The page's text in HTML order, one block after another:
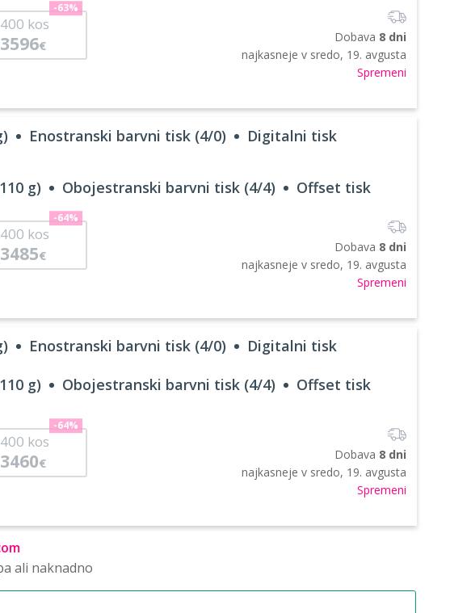
400 kos
3596€
-63%
Dobava 8 dni
najkasneje v sredo, 19. avgusta
Spremeni
Enostranski barvni tisk (4/0) Digitalni tisk
g) Obojestranski barvni tisk (4/4) Offset tisk
400 kos
3485€
-64%
Dobava 8 dni
najkasneje v sredo, 19. avgusta
Spremeni
Enostranski barvni tisk (4/0) Digitalni tisk
g) Obojestranski barvni tisk (4/4) Offset tisk
400 kos
3460€
-64%
Dobava 8 dni
najkasneje v sredo, 19. avgusta
Spremeni
ali naknadno